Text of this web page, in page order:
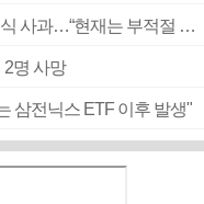
[속보] ‘심판 성접대’ 논란 축구협회 공식 사과…“현재는 부적절 행위 없어”
명 사망
삼전닉스 ETF 이후 발생"